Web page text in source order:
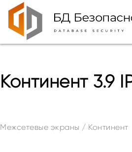
Континент 3.9
Межсетевые экраны / Континент